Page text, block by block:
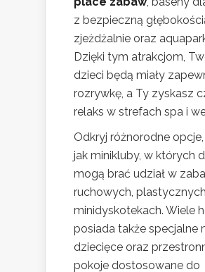
z bezpieczną
zjeżdżalnie oraz
Dzięki tym atrakcjom,
dzieci będą miały
rozrywkę, a Ty zyskasz
relaks w strefach spa i
Odkryj różnorodne
jak minikluby, w których
mogą brać udział w
ruchowych,
minidyskotekach. Wiele
posiada także specjalne
dziecięce oraz
pokoje dostosowane do